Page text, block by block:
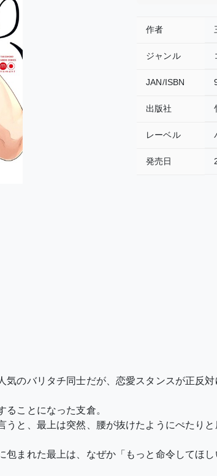
作者
ジャンル
JAN/ISBN
出版社
レーベル
発売日
のバリタチ同士だが、恋愛スタンスが正反対
ことになった支倉。
と、最上は突然、腰が抜けたようにぺたりと
まれた最上は、なぜか「もっと命令してほ